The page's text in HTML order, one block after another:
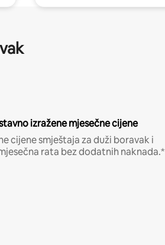
izražene mjesečne cijene
cijene smještaja za duži boravak i
rata bez dodatnih naknada.*